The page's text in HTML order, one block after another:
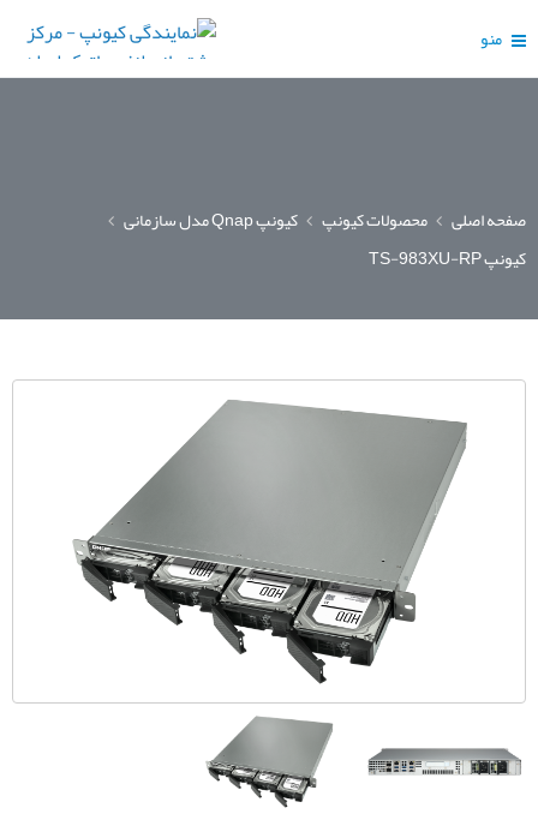
منو
صفحه اصلی محصولات کیونپ
کیونپ Qnap مدل سازمانی
کیونپ TS-983XU-RP